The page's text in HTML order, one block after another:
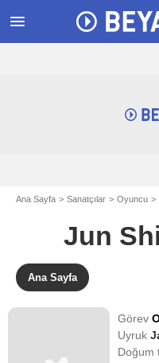
menu
Ana Sayfa Sanatçılar Oyuncu
Jun
Ana Sayfa
Görev
Uyruk